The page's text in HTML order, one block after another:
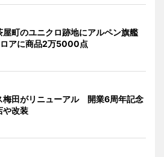
屋町のユニクロ跡地にアルペン旗艦
アに商品2万5000点
梅田がリニューアル 開業6周年記念
や改装